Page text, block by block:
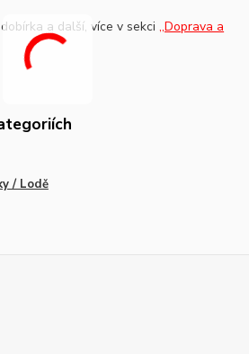
a další, více v sekci,,Doprava a
/ Lodě